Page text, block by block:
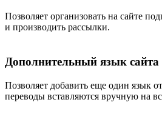
Позволяет организовать на сайте
и производить рассылки.
Дополнительный язык сайта
Позволяет добавить еще один язык
переводы вставляются вручную на